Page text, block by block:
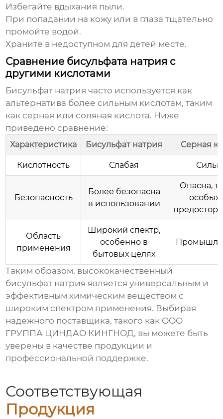
Избегайте вдыхания пыли.
При попадании на кожу или в глаза тщательно
промойте водой.
Храните в недоступном для детей месте.
Сравнение бисульфата натрия с
другими кислотами
Бисульфат натрия часто используется как
альтернатива более сильным кислотам, таким
как серная или соляная кислота. Ниже
приведено сравнение:
Характеристика Бисульфат натрия Серная
Кислотность Слабая
Безопасность
Более безопасна
в использовании
Опасна,
особых
Область
применения
Широкий спектр,
особенно в
бытовых целях
Таким образом, высококачественный
бисульфат натрия является универсальным и
эффективным химическим веществом с
широким спектром применения. Выбирая
надежного поставщика, такого как ООО
ГРУППА ЦИНДАО КИНГНОД, вы можете быть
уверены в качестве продукции и
профессиональной поддержке.
Соответствующая
Продукция